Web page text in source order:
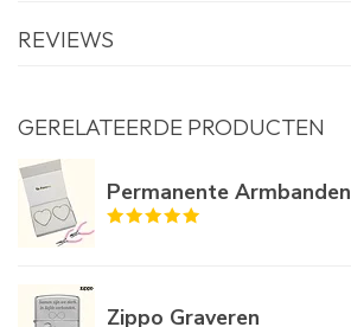
REVIEWS
GERELATEERDE PRODUCTEN
Permanente Armbanden
Zippo Graveren